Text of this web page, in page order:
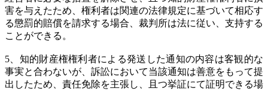
害を与えたため、権利者は関連の法律規定に基づいて相応す
る懲罰的賠償を請求する場合、裁判所は法に従い、支持する
ことができる。
5、知的財産権権利者による発送した通知の内容は客観的な
事実と合わないが、訴訟において当該通知は善意をもって提
出したため、責任免除を主張し、且つ挙証にて証明できる場